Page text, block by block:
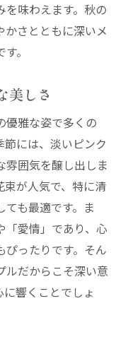
を味わえます。秋の
さとともに深いメ
。
美しさ
優雅な姿で多くの
には、淡いピンク
雰囲気を醸し出しま
束が人気で、特に清
も最適です。ま
「愛情」であり、心
ぴったりです。そん
ルだからこそ深い意
響くことでしょ